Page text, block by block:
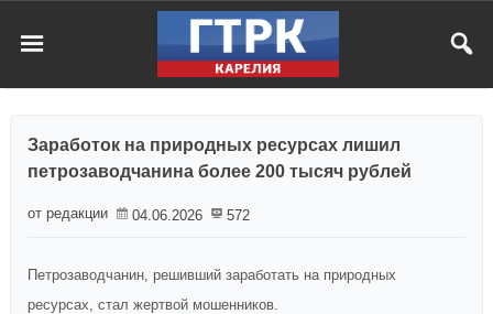
Заработок на природных ресурсах лишил
петрозаводчанина более 200 тысяч рублей
от редакции 04.06.2026 572
Петрозаводчанин, решивший заработать на природных
ресурсах, стал жертвой мошенников.